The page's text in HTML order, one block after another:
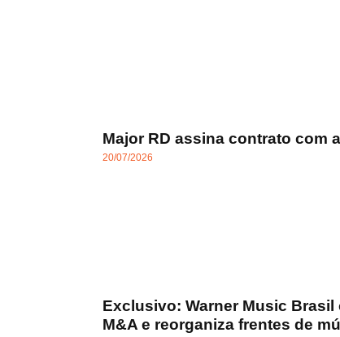
Major RD assina contrato com
20/07/2026
Exclusivo: Warner Music Brasil
M&A e reorganiza frentes de